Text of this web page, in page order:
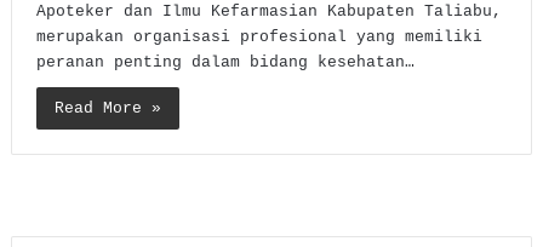
Apoteker dan Ilmu Kefarmasian Kabupaten Taliabu,
merupakan organisasi profesional yang memiliki
peranan penting dalam bidang kesehatan…
Read More »